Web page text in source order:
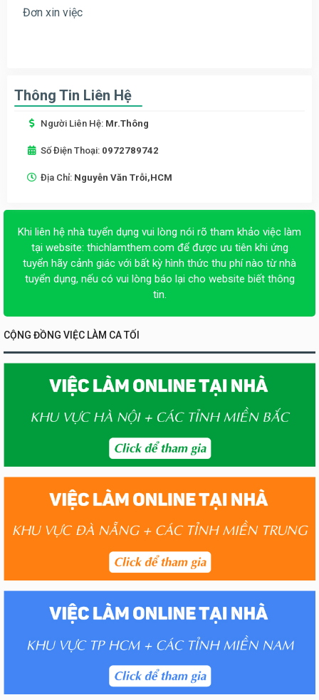
Đơn xin việc
Thông Tin Liên Hệ
Người Liên Hệ: Mr.Thông
Số Điện Thoại: 0972789742
Địa Chỉ: Nguyễn Văn Trỗi,HCM
Khi liên hệ nhà tuyển dụng vui lòng nói rõ tham khảo việc làm
tại website: thichlamthem.com để được ưu tiên khi ứng
tuyển hãy cảnh giác với bất kỳ hình thức thu phí nào từ nhà
tuyển dụng, nếu có vui lòng báo lại cho website biết thông
tin.
CỘNG ĐỒNG VIỆC LÀM CA TỐI